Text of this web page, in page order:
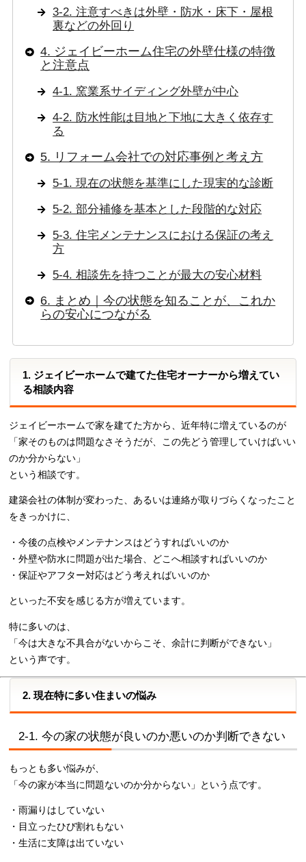
3-2. 注意すべきは外壁・防水・床下・屋根
裏などの外回り
4. ジェイビーホーム住宅の外壁仕様の特徴
と注意点
4-1. 窯業系サイディング外壁が中心
4-2. 防水性能は目地と下地に大きく依存す
る
5. リフォーム会社での対応事例と考え方
5-1. 現在の状態を基準にした現実的な診断
5-2. 部分補修を基本とした段階的な対応
5-3. 住宅メンテナンスにおける保証の考え
方
5-4. 相談先を持つことが最大の安心材料
6. まとめ｜今の状態を知ることが、これか
らの安心につながる
1. ジェイビーホームで建てた住宅オーナーから増えてい
る相談内容
ジェイビーホームで家を建てた方から、近年特に増えているのが
「家そのものは問題なさそうだが、この先どう管理していけばいい
のか分からない」
という相談です。
建築会社の体制が変わった、あるいは連絡が取りづらくなったこと
をきっかけに、
・今後の点検やメンテナンスはどうすればいいのか
・外壁や防水に問題が出た場合、どこへ相談すればいいのか
・保証やアフター対応はどう考えればいいのか
といった不安を感じる方が増えています。
特に多いのは、
「今は大きな不具合がないからこそ、余計に判断ができない」
という声です。
2. 現在特に多い住まいの悩み
2-1. 今の家の状態が良いのか悪いのか判断できない
もっとも多い悩みが、
「今の家が本当に問題ないのか分からない」という点です。
・雨漏りはしていない
・目立ったひび割れもない
・生活に支障は出ていない